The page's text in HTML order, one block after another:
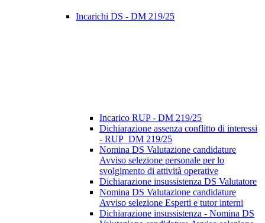
Incarichi DS - DM 219/25
Incarico RUP - DM 219/25
Dichiarazione assenza conflitto di interessi
- RUP_DM 219/25
Nomina DS Valutazione candidature
Avviso selezione personale per lo
svolgimento di attività operative
Dichiarazione insussistenza DS Valutatore
Nomina DS Valutazione candidature
Avviso selezione Esperti e tutor interni
Dichiarazione insussistenza - Nomina DS